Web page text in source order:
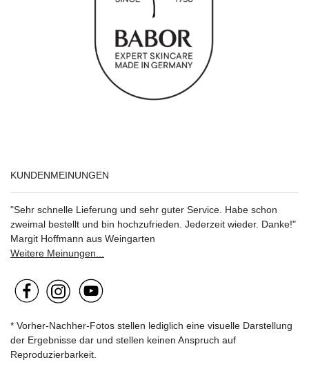
KUNDENMEINUNGEN
"Sehr schnelle Lieferung und sehr guter Service. Habe schon
zweimal bestellt und bin hochzufrieden. Jederzeit wieder. Danke!"
Margit Hoffmann aus Weingarten
Weitere Meinungen...
* Vorher-Nachher-Fotos stellen lediglich eine visuelle Darstellung
der Ergebnisse dar und stellen keinen Anspruch auf
Reproduzierbarkeit.